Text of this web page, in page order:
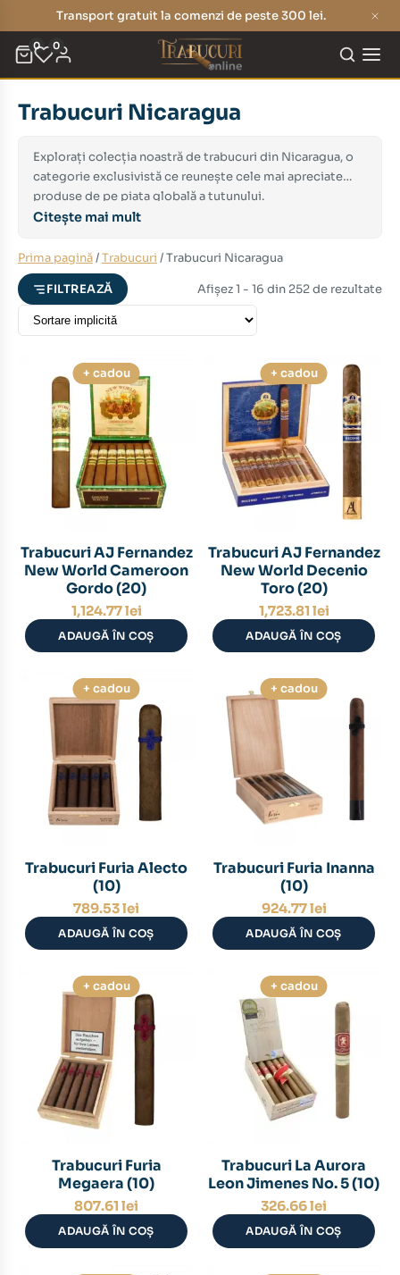
Transport gratuit la comenzi de peste 300 lei.
0 0
Trabucuri Nicaragua
Explorați colecția noastră de trabucuri din Nicaragua, o
categorie exclusivistă ce reunește cele mai apreciate
produse de pe piața globală a tutunului.
Citește mai mult
Prima pagină/Trabucuri / Trabucuri Nicaragua
FILTREAZĂ Afișez 1 - 16 din 252 de rezultate
+ cadou
Trabucuri AJ Fernandez
New World Cameroon
Gordo (20)
1,124.77lei
ADAUGĂ ÎN COȘ
+ cadou
Trabucuri AJ Fernandez
New World Decenio
Toro (20)
1,723.81 lei
ADAUGĂ ÎN COȘ
+ cadou
Trabucuri Furia Alecto
(10)
789.53lei
ADAUGĂ ÎN COȘ
+ cadou
Trabucuri Furia Inanna
(10)
924.77lei
ADAUGĂ ÎN COȘ
+ cadou
Trabucuri Furia
Megaera (10)
807.61 lei
ADAUGĂ ÎN COȘ
+ cadou
Trabucuri La Aurora
Leon Jimenes No. 5 (10)
326.66lei
ADAUGĂ ÎN COȘ